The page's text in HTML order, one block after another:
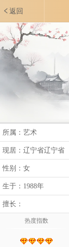
返回
所属：艺术
现居：辽宁省辽宁省
性别：女
生于：1988年
擅长：
热度指数